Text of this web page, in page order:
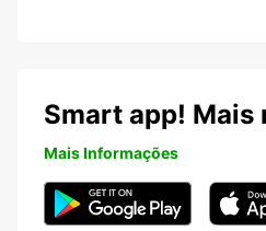
Smart app! Mais
Mais Informações